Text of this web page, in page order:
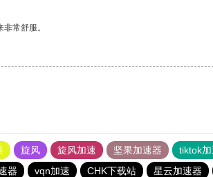
常舒服。
旋风 旋风加速 坚果加速器 tiktok
器 vqn加速 CHK下载站 星云加速器